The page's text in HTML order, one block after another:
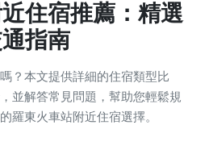
住宿推薦：精選
指南
？本文提供詳細的住宿類型比
並解答常見問題，幫助您輕鬆規
羅東火車站附近住宿選擇。